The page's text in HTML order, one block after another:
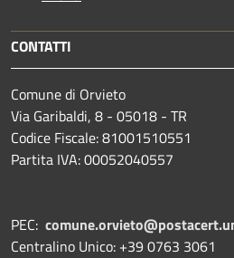
CONTATTI
Comune di Orvieto
Via Garibaldi, 8 - 05018 - TR
Codice Fiscale: 81001510551
Partita IVA: 00052040557
PEC:
Centralino Unico: +39 0763 3061